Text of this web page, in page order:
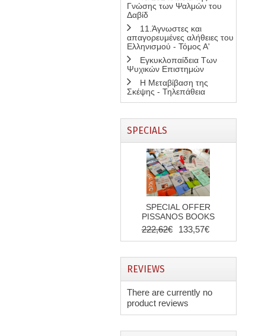
Γνώσης των Ψαλμών του
Δαβίδ
11.Άγνωστες και
απαγορευμένες αλήθειες του
Ελληνισμού - Τόμος Α'
Εγκυκλοπαίδεια Των
Ψυχικών Επιστημών
Η Μεταβίβαση της
Σκέψης - Τηλεπάθεια
SPECIALS
SPECIAL OFFER
PISSANOS BOOKS
222,62€ 133,57€
REVIEWS
There are currently no
product reviews